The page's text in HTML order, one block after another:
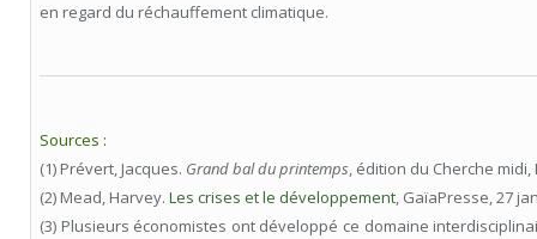
en regard du réchauffement climatique.
Sources :
(1) Prévert, Jacques. Grand bal du printemps, édition du Cherche midi,
(2) Mead, Harvey. Les crises et le développement, GaïaPresse, 27
(3) Plusieurs économistes ont développé ce domaine